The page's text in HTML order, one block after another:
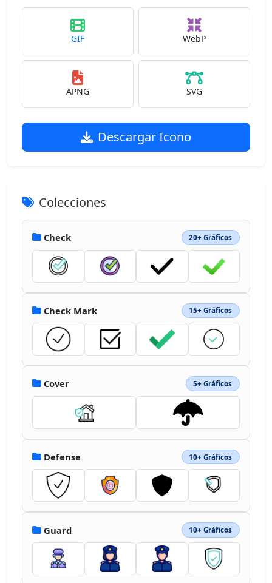
GIF WebP
APNG SVG
Descargar Icono
Colecciones
Check 20+ Gráficos
Check Mark 15+ Gráficos
Cover 5+ Gráficos
Defense 10+ Gráficos
Guard 10+ Gráficos